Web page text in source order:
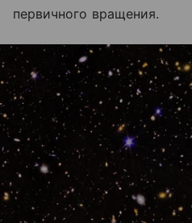
первичного вращения.